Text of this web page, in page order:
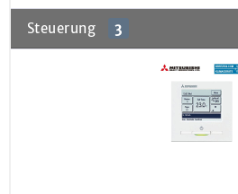
Steuerung 3